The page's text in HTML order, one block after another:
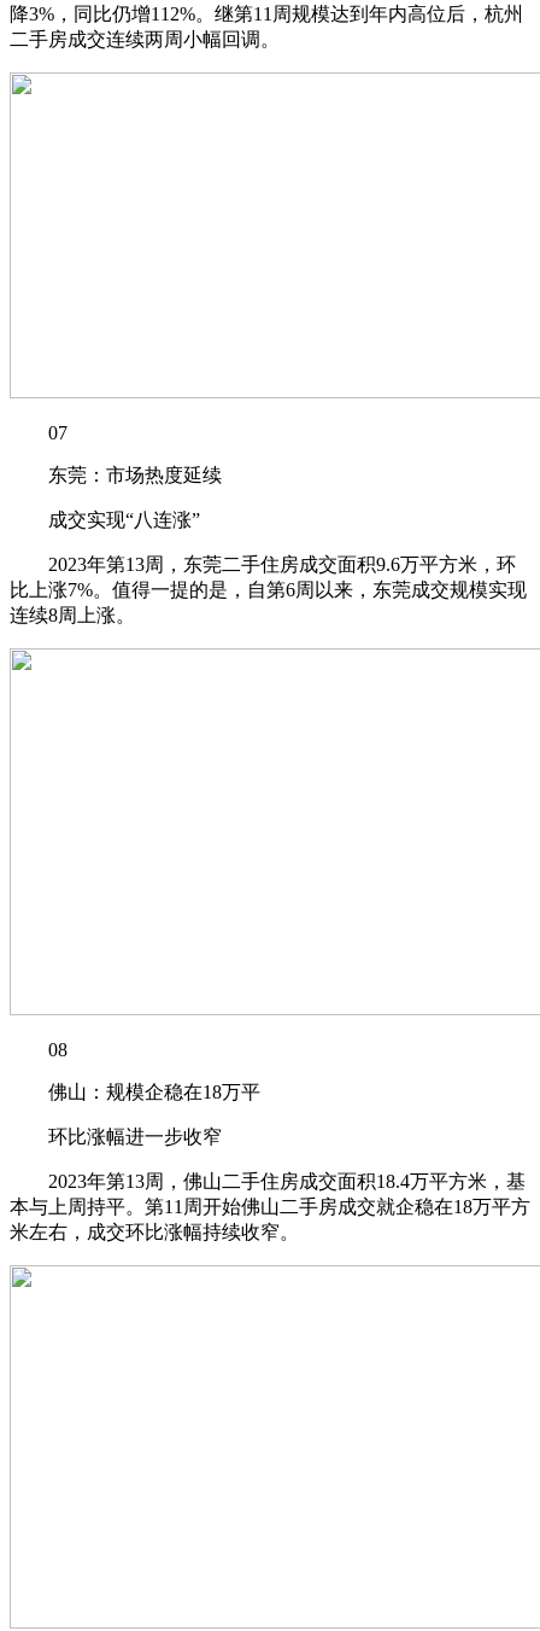
降3%，同比仍增112%。继第11周规模达到年内高位后，杭州
二手房成交连续两周小幅回调。
07
东莞：市场热度延续
成交实现“八连涨”
2023年第13周，东莞二手住房成交面积9.6万平方米，环
比上涨7%。值得一提的是，自第6周以来，东莞成交规模实现
连续8周上涨。
08
佛山：规模企稳在18万平
环比涨幅进一步收窄
2023年第13周，佛山二手住房成交面积18.4万平方米，基
本与上周持平。第11周开始佛山二手房成交就企稳在18万平方
米左右，成交环比涨幅持续收窄。